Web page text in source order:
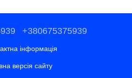
+380675375939
інформація
версія сайту